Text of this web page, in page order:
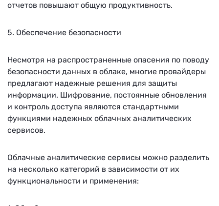
отчетов повышают общую продуктивность.
5. Обеспечение безопасности
Несмотря на распространенные опасения по поводу
безопасности данных в облаке, многие провайдеры
предлагают надежные решения для защиты
информации. Шифрование, постоянные обновления
и контроль доступа являются стандартными
функциями надежных облачных аналитических
сервисов.
Облачные аналитические сервисы можно разделить
на несколько категорий в зависимости от их
функциональности и применения: